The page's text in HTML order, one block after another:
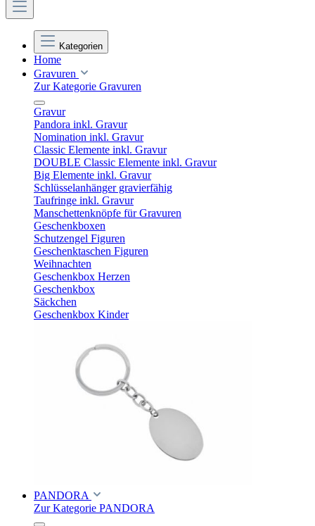
Kategorien
Home
Gravuren
Zur Kategorie Gravuren
Gravur
Pandora inkl. Gravur
Nomination inkl. Gravur
Classic Elemente inkl. Gravur
DOUBLE Classic Elemente inkl. Gravur
Big Elemente inkl. Gravur
Schlüsselanhänger gravierfähig
Taufringe inkl. Gravur
Manschettenknöpfe für Gravuren
Geschenkboxen
Schutzengel Figuren
Geschenktaschen Figuren
Weihnachten
Geschenkbox Herzen
Geschenkbox
Säckchen
Geschenkbox Kinder
PANDORA
Zur Kategorie PANDORA